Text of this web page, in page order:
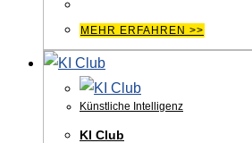
MEHR ERFAHREN >>
Künstliche Intelligenz
KI Club